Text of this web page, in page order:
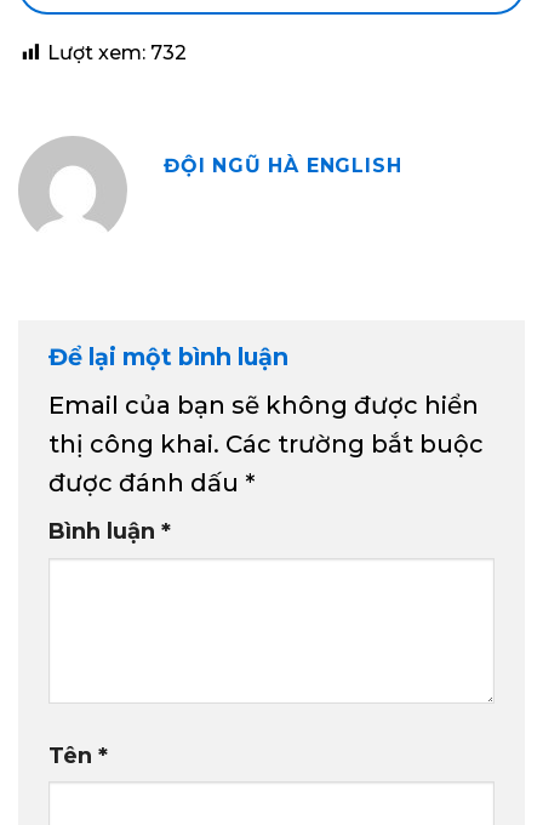
Lượt xem: 732
ĐỘI NGŨ HÀ ENGLISH
Để lại một bình luận
Email của bạn sẽ không được hiển
thị công khai. Các trường bắt buộc
được đánh dấu *
Bình luận *
Tên *